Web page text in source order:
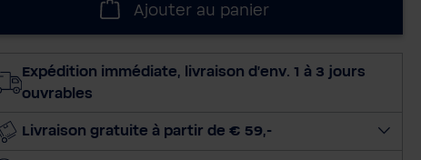
c
n
Ajouter au panier
Expédition immédiate, livraison d'env. 1 à 3 jours
ouvrables
Livraison gratuite à partir de € 59,-